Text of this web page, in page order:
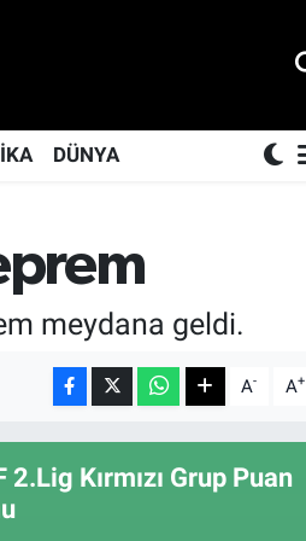
DÜNYA
meydana geldi.
A- A+
2.Lig Kırmızı Grup Puan